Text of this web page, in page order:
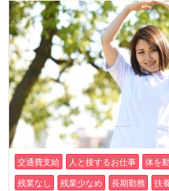
交通費支給 人と接するお仕事 体を
残業なし
残業少なめ 長期勤務 扶